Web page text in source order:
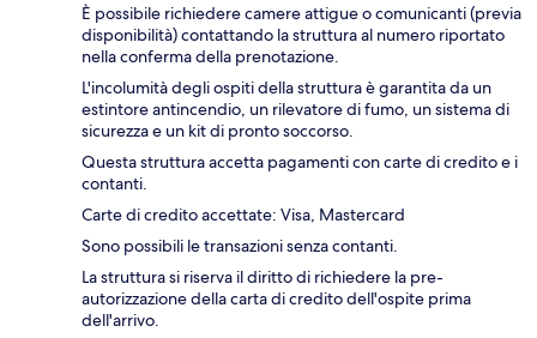
È possibile richiedere camere attigue o comunicanti (previa
disponibilità) contattando la struttura al numero riportato
nella conferma della prenotazione.
L'incolumità degli ospiti della struttura è garantita da un
estintore antincendio, un rilevatore di fumo, un sistema di
sicurezza e un kit di pronto soccorso.
Questa struttura accetta pagamenti con carte di credito e i
contanti.
Carte di credito accettate: Visa, Mastercard
Sono possibili le transazioni senza contanti.
La struttura si riserva il diritto di richiedere la pre-
autorizzazione della carta di credito dell'ospite prima
dell'arrivo.